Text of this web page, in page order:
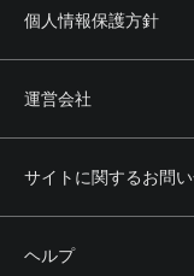
個人情報保護方針
運営会社
サイトに関するお問
ヘルプ